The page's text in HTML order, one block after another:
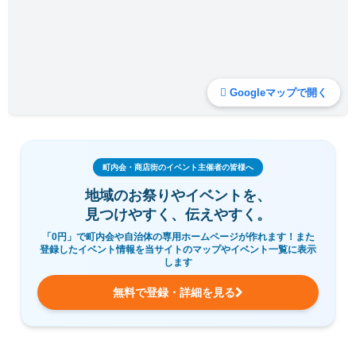
Googleマップで開く
町内会・商店街のイベント主催者の皆様へ
地域のお祭りやイベントを、
見つけやすく、伝えやすく。
「0円」で町内会や自治体の専用ホームページが作れます！また
登録したイベント情報を当サイトのマップやイベント一覧に表示
します
無料で登録・詳細を見る